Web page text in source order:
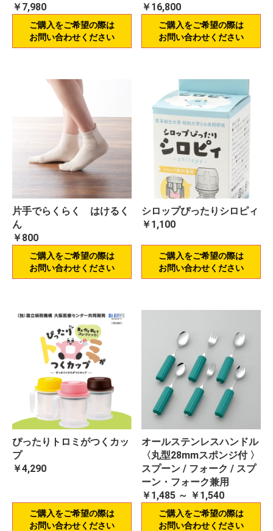
￥7,980
ご購入をご希望の際は
お問い合わせください
￥16,800
ご購入をご希望の際は
お問い合わせください
片手でらくらく はけるく
ん
￥800
ご購入をご希望の際は
お問い合わせください
シロップぴったりシロピィ
￥1,100
ご購入をご希望の際は
お問い合わせください
ぴったりトロミがつくカッ
プ
￥4,290
ご購入をご希望の際は
お問い合わせください
オールステンレスハンドル
〈丸型28mmスポンジ付 〉
スプーン / フォーク / スプ
ーン・フォーク兼用
￥1,485 ～ ￥1,540
ご購入をご希望の際は
お問い合わせください